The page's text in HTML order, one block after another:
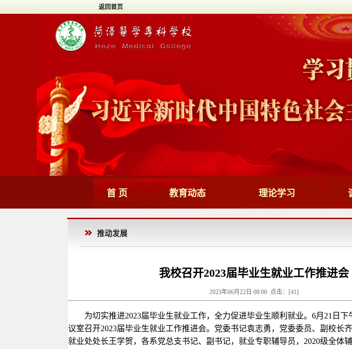
返回首页
首 页 教育动态 理论学习
推动发展
我校召开2023届毕业生就业工作推进会
2023年06月22日 08:06 点击：[41]
为切实推进2023届毕业生就业工作，全力促进毕业生顺利就业。6月21日
议室召开2023届毕业生就业工作推进会。党委书记袁志勇，党委委员、副校长
就业处处长王学贺，各系党总支书记、副书记，就业专职辅导员，2020级全体